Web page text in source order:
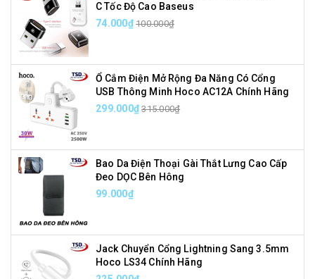
C Tốc Độ Cao Baseus
74.000₫ 100.000₫
Ổ Cắm Điện Mở Rộng Đa Năng Có Cổng
USB Thông Minh Hoco AC12A Chính Hãng
299.000₫ 315.000₫
Bao Da Điện Thoại Gài Thắt Lưng Cao Cấp
Đeo DỌC Bên Hông
99.000₫
Jack Chuyển Cổng Lightning Sang 3.5mm
Hoco LS34 Chính Hãng